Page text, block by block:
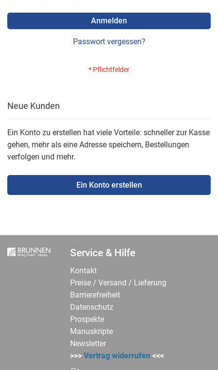
Anmelden
Passwort vergessen?
Neue Kunden
Ein Konto zu erstellen hat viele Vorteile: schneller zur Kasse
gehen, mehr als eine Adresse speichern, Bestellungen
verfolgen und mehr.
Ein Konto erstellen
Service & Hilfe
Kontakt
Preise / Versand / Lieferung
Barrierefreiheit
Datenschutz
Prospekte
Manuskripte
Newsletter
>>>Vertrag widerrufen <<<